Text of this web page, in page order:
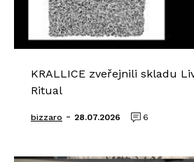
KRALLICE zveřejnili skladu
Ritual
bizzaro - 28.07.2026 6